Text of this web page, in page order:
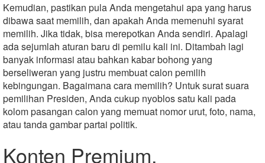
Kemudian, pastikan pula Anda mengetahui apa yang harus
dibawa saat memilih, dan apakah Anda memenuhi syarat
memilih. Jika tidak, bisa merepotkan Anda sendiri. Apalagi
ada sejumlah aturan baru di pemilu kali ini. Ditambah lagi
banyak informasi atau bahkan kabar bohong yang
berseliweran yang justru membuat calon pemilih
kebingungan. Bagaimana cara memilih? Untuk surat suara
pemilihan Presiden, Anda cukup nyoblos satu kali pada
kolom pasangan calon yang memuat nomor urut, foto, nama,
atau tanda gambar partai politik.
Konten Premium,